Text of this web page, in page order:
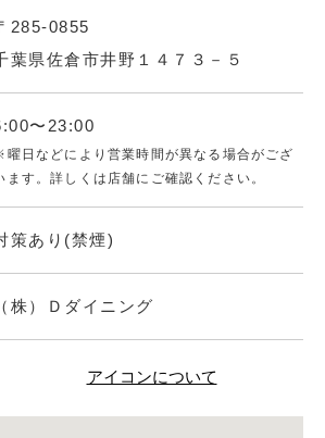
285-0855
葉県佐倉市井野１４７３－５
〜23:00
日などにより営業時間が異なる場合がござ
ます。詳しくは店舗にご確認ください。
策あり(禁煙)
（株）Ｄダイニング
アイコンについて